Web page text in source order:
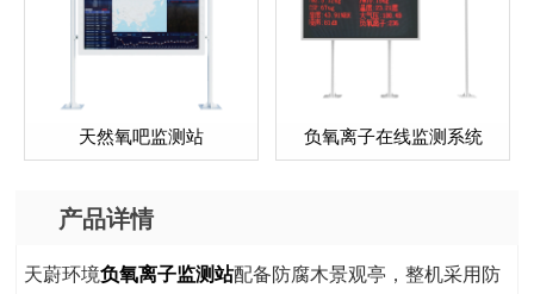
天然氧吧监测站 负氧离子在线监测系统
产品详情
天蔚环境负氧离子监测站配备防腐木景观亭，整机采用防